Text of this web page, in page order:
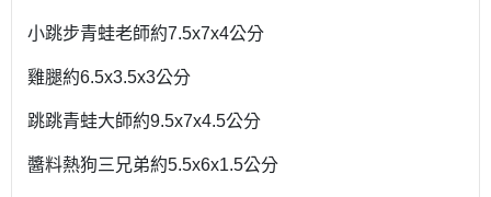
小跳步青蛙老師約7.5x7x4公分
雞腿約6.5x3.5x3公分
跳跳青蛙大師約9.5x7x4.5公分
醬料熱狗三兄弟約5.5x6x1.5公分